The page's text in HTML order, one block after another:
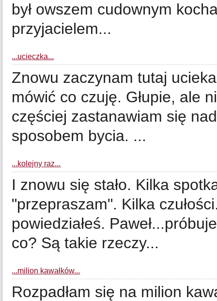
był owszem cudownym
przyjacielem...
...ucieczka...
Znowu zaczynam tutaj
mówić co czuję. Głupie, ale
częściej zastanawiam się
sposobem bycia. ...
...kolejny raz...
I znowu się stało. Kilka
"przepraszam". Kilka
powiedziałeś.
co? Są takie rzeczy...
...milion kawałków...
Rozpadłam się na milion